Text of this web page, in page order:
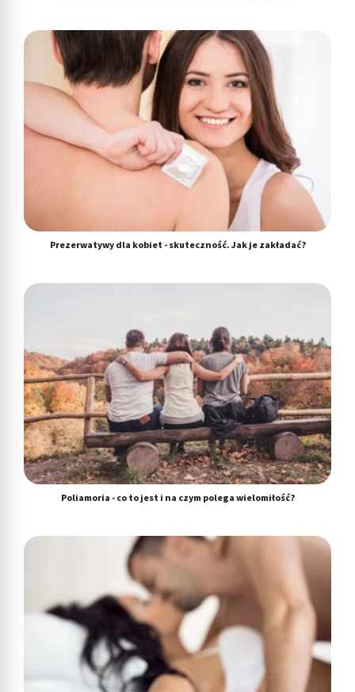
Prezerwatywy dla kobiet - skuteczność. Jak je zakładać?
Poliamoria - co to jest i na czym polega wielomiłość?